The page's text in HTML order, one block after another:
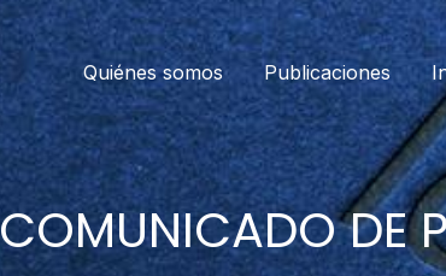
Quiénes somos Publicaciones
COMUNICADO DE